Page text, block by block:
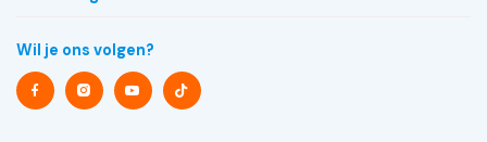
Wil je ons volgen?